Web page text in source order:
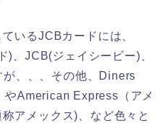
いるJCBカードには、
)、JCB(ジェイシービー)、
、、、その他、Diners
American Express（アメ
アメックス)、など色々と